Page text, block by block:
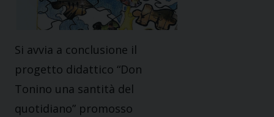
Si avvia a conclusione il
progetto didattico “Don
Tonino una santità del
quotidiano” promosso